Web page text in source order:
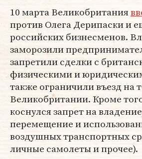
10 марта Великобритания
против Олега Дерипаски и
российских бизнесменов.
заморозили
запретили сделки с
физическими и
также ограничили въезд на
Великобритании. Кроме
коснулся запрет на
перемещение и
воздушных транспортных
личные самолеты и прочее).